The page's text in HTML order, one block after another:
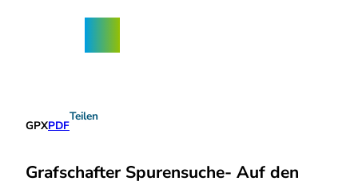
GPXPDF
Teilen
Grafschafter Spurensuche- Auf den